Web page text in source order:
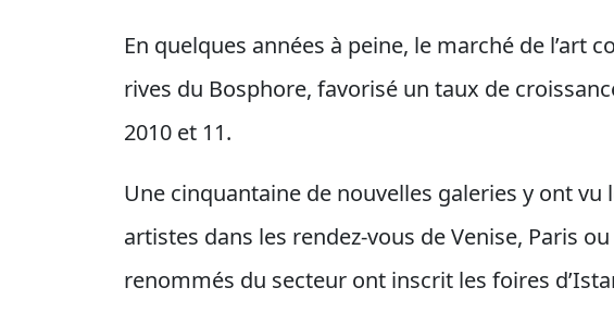
En quelques années à peine, le marché de l’art
rives du Bosphore, favorisé un taux de
2010 et 11.
Une cinquantaine de nouvelles galeries y ont vu
artistes dans les rendez-vous de Venise, Paris
renommés du secteur ont inscrit les foires